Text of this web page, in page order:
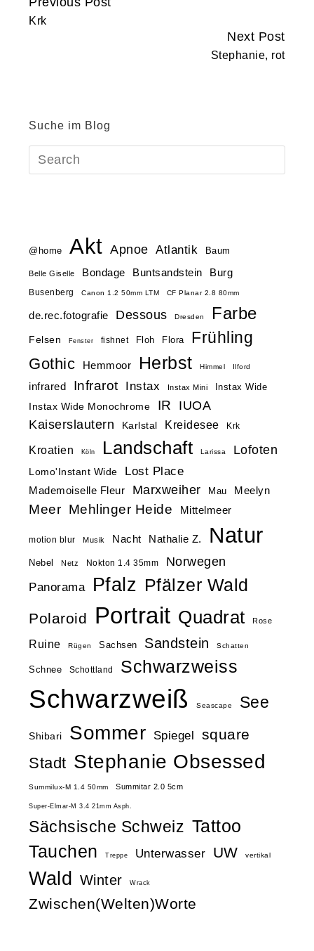
Continue
Reading
Krk
Next Post
Stephanie, rot
Suche im Blog
@home Akt Apnoe Atlantik Baum
Belle Giselle Bondage Buntsandstein Burg
Busenberg Canon 1.2 50mm LTM CF Planar 2.8 80mm
de.rec.fotografie Dessous Dresden Farbe
Felsen Fenster fishnet Floh Flora Frühling
Gothic Hemmoor Herbst Himmel Ilford
infrared Infrarot Instax Instax Mini
Instax Wide
Instax Wide Monochrome
IR
IUOA
Kaiserslautern
Karlstal Kreidesee Krk
Kroatien Köln Landschaft Larissa Lofoten
Lomo'Instant Wide Lost Place
Mademoiselle Fleur Marxweiher Mau Meelyn
Meer Mehlinger Heide Mittelmeer
motion blur Musik Nacht Nathalie Z. Natur
Nebel Netz Nokton 1.4 35mm Norwegen
Panorama Pfalz Pfälzer Wald
Polaroid Portrait Quadrat Rose
Ruine Rügen Sachsen Sandstein Schatten
Schnee Schottland Schwarzweiss
Schwarzweiß Seascape See
Shibari Sommer Spiegel square
Stadt Stephanie Obsessed
Summilux-M 1.4 50mm Summitar 2.0 5cm
Super-Elmar-M 3.4 21mm Asph.
Sächsische Schweiz Tattoo
Tauchen
Treppe Unterwasser UW vertikal
Wald Winter Wrack
Zwischen(Welten)Worte